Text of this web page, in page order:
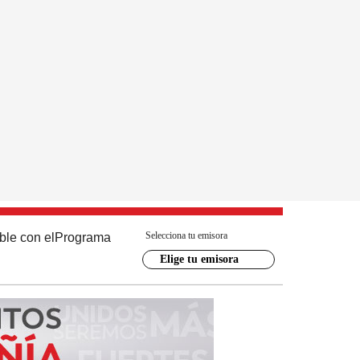
con el Programa Selecciona tu emisora
Elige tu emisora